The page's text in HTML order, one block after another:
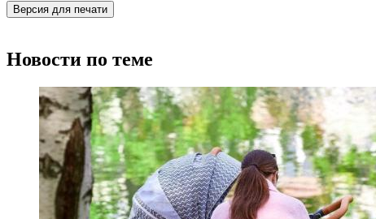
Версия для печати
Новости по теме